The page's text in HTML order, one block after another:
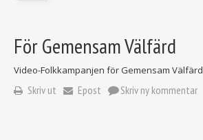
För Gemensam Välfärd
Video-Folkkampanjen för Gemensam Välfärd
Skriv ut Epost Skriv ny kommentar